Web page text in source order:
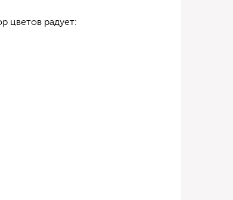
цветов радует: